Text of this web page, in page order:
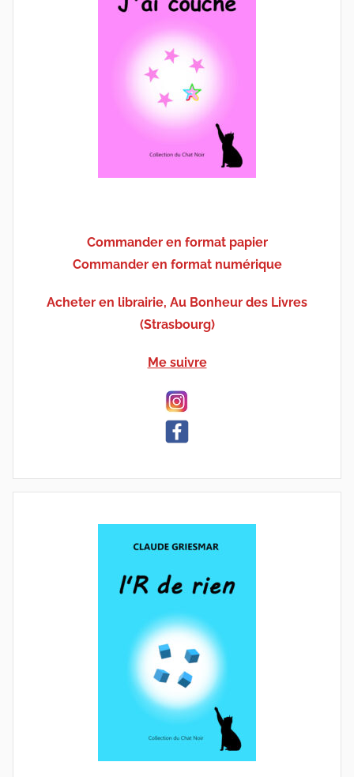
Commander en format papier
Commander en format numérique
Acheter en librairie, Au Bonheur des Livres
(Strasbourg)
Me suivre